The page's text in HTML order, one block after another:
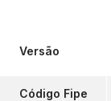
Versão
Código Fipe